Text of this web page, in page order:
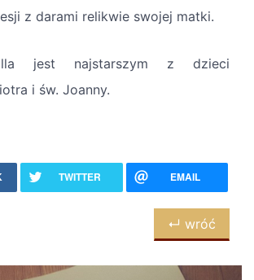
z darami relikwie swojej matki.
jest najstarszym z dzieci
i św. Joanny.
TWITTER EMAIL
↵ wróć